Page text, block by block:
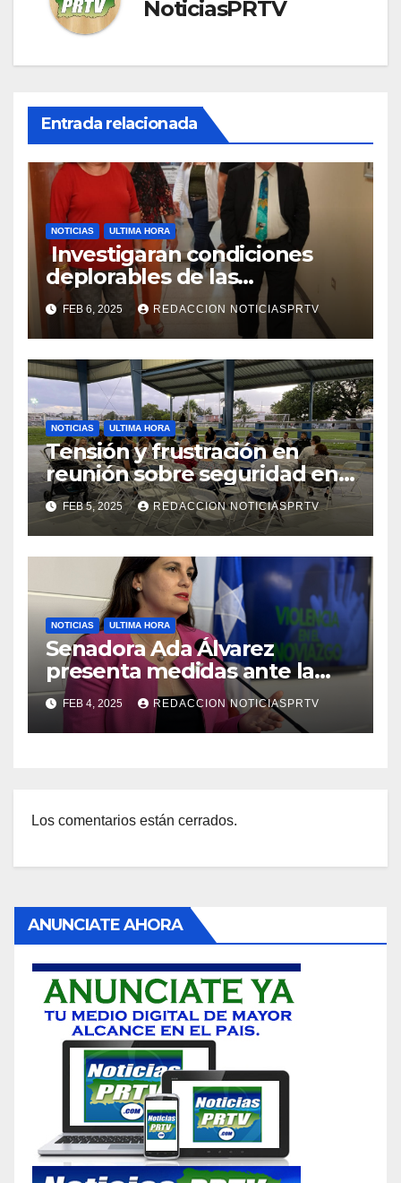
NoticiasPRTV
Entrada relacionada
NOTICIAS ULTIMA HORA
Investigaran condiciones
deplorables de las
facilidades el Departamento
de la Salud en Mayagüez
FEB 6, 2025 REDACCION NOTICIASPRTV
NOTICIAS ULTIMA HORA
Tensión y frustración en
reunión sobre seguridad en
Reparto Metropolitano
FEB 5, 2025 REDACCION NOTICIASPRTV
NOTICIAS ULTIMA HORA
Senadora Ada Álvarez
presenta medidas ante la
violencia en el noviazgo
FEB 4, 2025 REDACCION NOTICIASPRTV
Los comentarios están cerrados.
ANUNCIATE AHORA